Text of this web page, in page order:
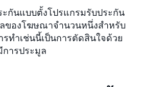
กันแบบตั้งโปรแกรมรับประกัน
ของโฆษณาจำนวนหนึ่งสำหรับ
ำเช่นนี้เป็นการตัดสินใจด้วย
การประมูล